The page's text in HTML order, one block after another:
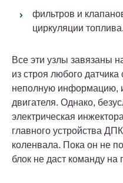
фильтров и
циркуляции топлива.
Все эти узлы завязаны
из строя любого датчика
неполную информацию, и
двигателя. Однако,
электрическая
главного устройства
коленвала. Пока он не
блок не даст команду на